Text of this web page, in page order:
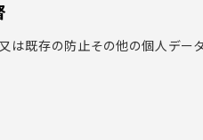
は既存の防止その他の個人デ